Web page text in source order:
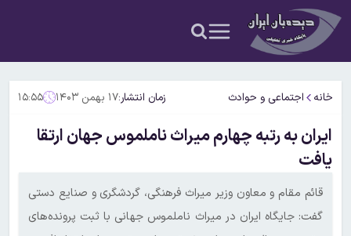
خانه اجتماعی و حوادث زمان انتشار:۱۷ بهمن ۱۴۰۳ ۱۵:۵۵
ایران به رتبه چهارم میراث ناملموس جهان ارتقا
یافت
قائم مقام و معاون وزیر میراث فرهنگی، گردشگری و صنایع دستی
گفت: جایگاه ایران در میراث ناملموس جهانی با ثبت پرونده‌های